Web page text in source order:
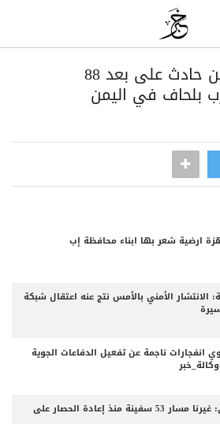
هيئة بحرية: بلاغ عن حادث على بعد 88
بلحاف في اليمن
ارضية شعر بها ابناء محافظة إب
الانتشار الأمني بالأمس نتج عنه اعتقال شبكة
انفجارات ناجمة عن تفعيل الدفاعات الجوية
الجيش الأميركي: غيرنا مسار 53 سفينة منذ إعادة الحصار على